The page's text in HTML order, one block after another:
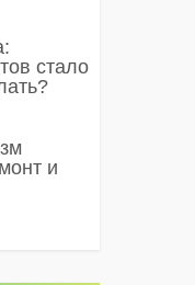
стало
и